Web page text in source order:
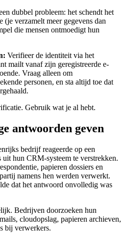
dubbel probleem: het schendt het
verzamelt meer gegevens dan
die mensen ontmoedigt hun
Verifieer de identiteit via het
mailt vanaf zijn geregistreerde e-
Vraag alleen om
personen, en sta altijd toe dat
Gebruik wat je al hebt.
antwoorden geven
bedrijf reageerde op een
uit hun CRM-systeem te verstrekken.
papieren dossiers en
namens hen werden verwerkt.
dat het antwoord onvolledig was
Bedrijven doorzoeken hun
cloudopslag, papieren archieven,
bij verwerkers.